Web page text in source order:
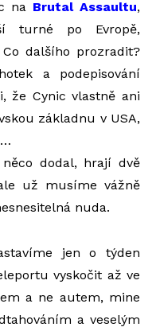
na Brutal Assaultu,
turné po Evropě,
dalšího prozradit?
a podepisování
že Cynic vlastně ani
základnu v USA,
dodal, hrají dvě
už musíme vážně
nuda.
jen o týden
vyskočit až ve
a ne autem, mine
a veselým